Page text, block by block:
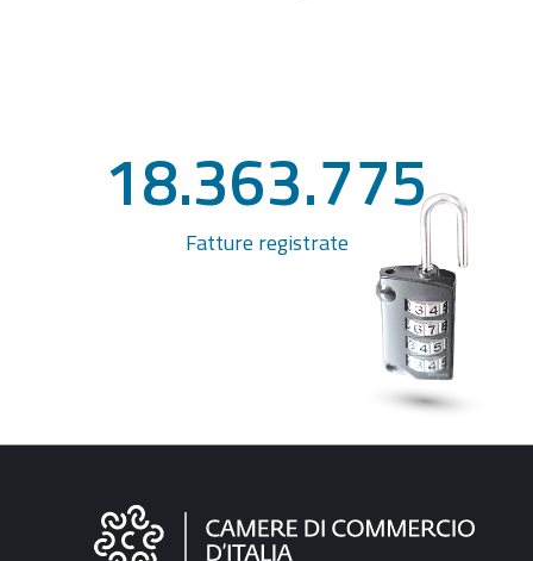
18.363.775
Fatture registrate
Informazioni